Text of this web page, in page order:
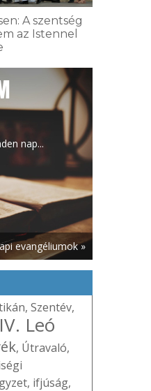
A szentség
az Istennel
nap...
evangéliumok »
, Szentév,
Leó
, Útravaló,
, ifjúság,